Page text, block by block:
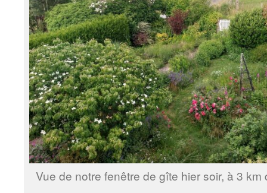
Vue de notre fenêtre de gîte hier soir, à 3